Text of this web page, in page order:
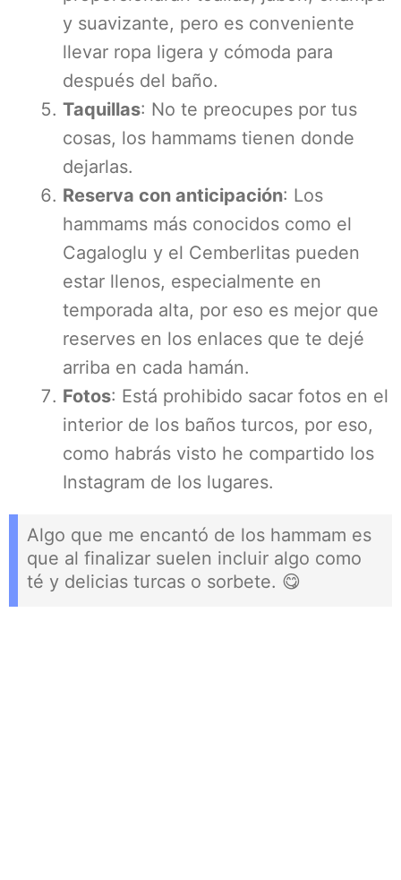
y suavizante, pero es conveniente
llevar ropa ligera y cómoda para
después del baño.
Taquillas: No te preocupes por tus
cosas, los hammams tienen donde
dejarlas.
Reserva con anticipación: Los
hammams más conocidos como el
Cagaloglu y el Cemberlitas pueden
estar llenos, especialmente en
temporada alta, por eso es mejor que
reserves en los enlaces que te dejé
arriba en cada hamán.
Fotos: Está prohibido sacar fotos en el
interior de los baños turcos, por eso,
como habrás visto he compartido los
Instagram de los lugares.
Algo que me encantó de los hammam es
que al finalizar suelen incluir algo como
té y delicias turcas o sorbete. 😋